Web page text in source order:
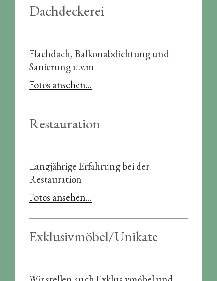
Dachdeckerei
Flachdach, Balkonabdichtung und
Sanierung u.v.m
Fotos ansehen...
Restauration
Langjährige Erfahrung bei der
Restauration
Fotos ansehen...
Exklusivmöbel/Unikate